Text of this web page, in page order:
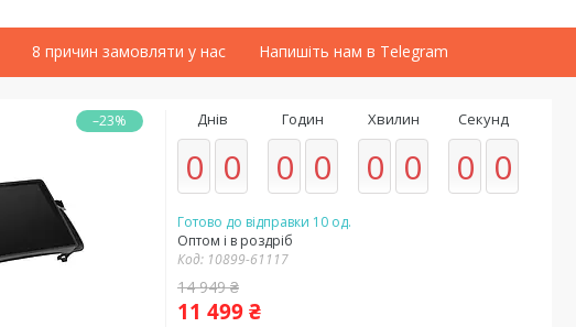
8 причин замовляти у нас Напишіть нам в Telegram
–23% Днів
0 0
Годин
0 0
Хвилин
0 0
Секунд
0 0
Готово до відправки 10 од.
Оптом і в роздріб
Код: 10899-61117
14 949 ₴
11 499 ₴